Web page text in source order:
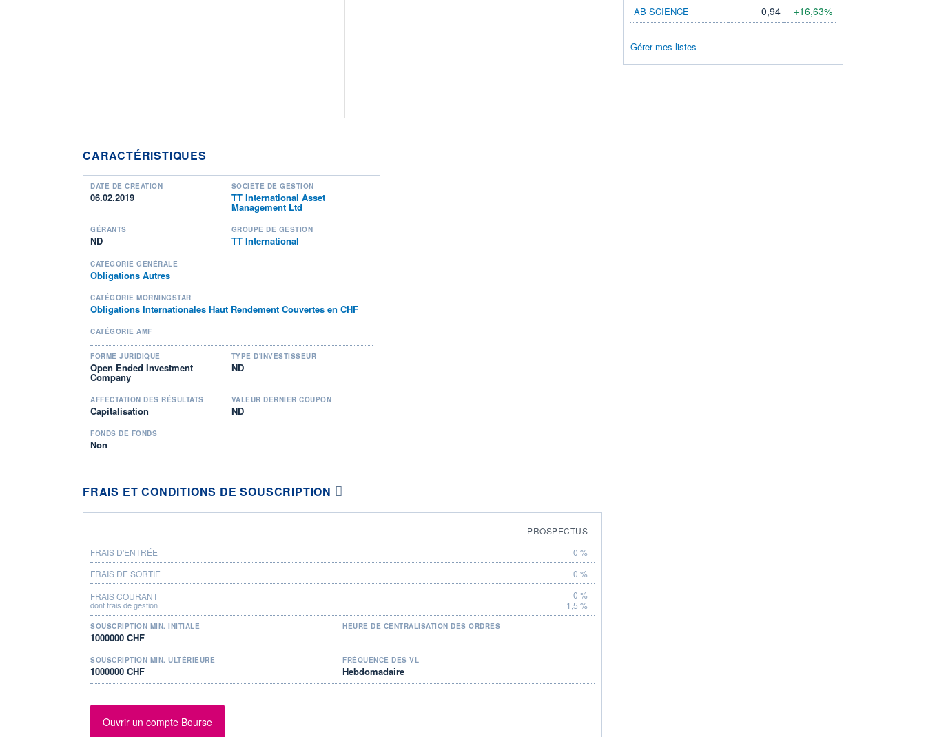
CARACTÉRISTIQUES
DATE DE CRÉATION
06.02.2019
SOCIÉTÉ DE GESTION
TT International Asset
Management Ltd
GÉRANTS
ND
GROUPE DE GESTION
TT International
CATÉGORIE GÉNÉRALE
Obligations Autres
CATÉGORIE MORNINGSTAR
Obligations Internationales Haut Rendement Couvertes en CHF
CATÉGORIE AMF
FORME JURIDIQUE
Open Ended Investment
Company
TYPE D'INVESTISSEUR
ND
AFFECTATION DES RÉSULTATS
Capitalisation
VALEUR DERNIER COUPON
ND
FONDS DE FONDS
Non
FRAIS ET CONDITIONS DE SOUSCRIPTION
PROSPECTUS
FRAIS D'ENTRÉE
0 %
FRAIS DE SORTIE
0 %
FRAIS COURANT
dont frais de gestion
0 %
1,5 %
SOUSCRIPTION MIN. INITIALE
1000000 CHF
HEURE DE CENTRALISATION DES ORDRES
SOUSCRIPTION MIN. ULTÉRIEURE
1000000 CHF
FRÉQUENCE DES VL
Hebdomadaire
Ouvrir un compte Bourse
AB SCIENCE 0,94 +16,63%
Gérer mes listes